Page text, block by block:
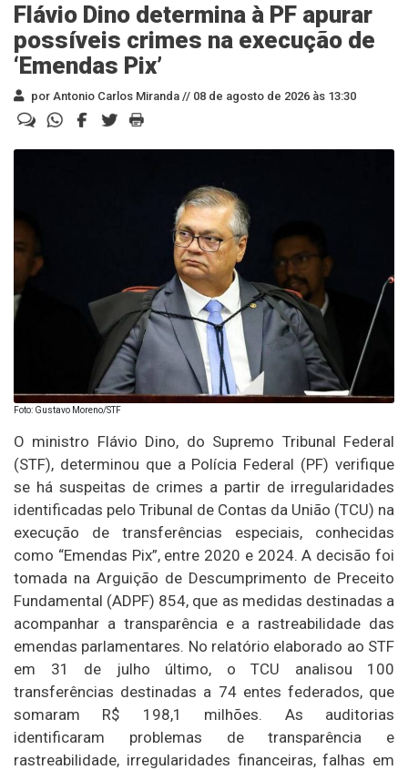
Flávio Dino determina à PF apurar
possíveis crimes na execução de
‘Emendas Pix’
por Antonio Carlos Miranda // 08 de agosto de 2026 às 13:30
Foto: Gustavo Moreno/STF
O ministro Flávio Dino, do Supremo Tribunal Federal
(STF), determinou que a Polícia Federal (PF) verifique
se há suspeitas de crimes a partir de irregularidades
identificadas pelo Tribunal de Contas da União (TCU) na
execução de transferências especiais, conhecidas
como “Emendas Pix”, entre 2020 e 2024. A decisão foi
tomada na Arguição de Descumprimento de Preceito
Fundamental (ADPF) 854, que as medidas destinadas a
acompanhar a transparência e a rastreabilidade das
emendas parlamentares. No relatório elaborado ao STF
em 31 de julho último, o TCU analisou 100
transferências destinadas a 74 entes federados, que
somaram R$ 198,1 milhões. As auditorias
identificaram problemas de transparência e
rastreabilidade, irregularidades financeiras, falhas em